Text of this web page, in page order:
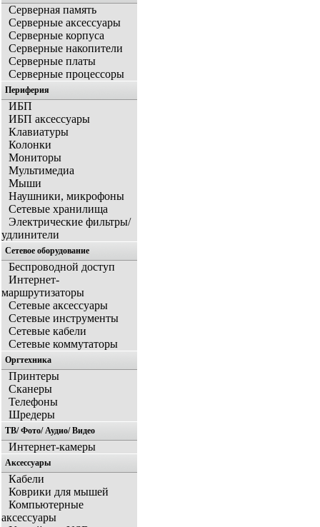
Серверная память
Серверные аксессуары
Серверные корпуса
Серверные накопители
Серверные платы
Серверные процессоры
Периферия
ИБП
ИБП аксессуары
Клавиатуры
Колонки
Мониторы
Мультимедиа
Мыши
Наушники, микрофоны
Сетевые хранилища
Электрические фильтры/
удлинители
Сетевое оборудование
Беспроводной доступ
Интернет-
маршрутизаторы
Сетевые аксессуары
Сетевые инструменты
Сетевые кабели
Сетевые коммутаторы
Оргтехника
Принтеры
Сканеры
Телефоны
Шредеры
ТВ/ Фото/ Аудио/ Видео
Интернет-камеры
Аксессуары
Кабели
Коврики для мышей
Компьютерные
аксессуары